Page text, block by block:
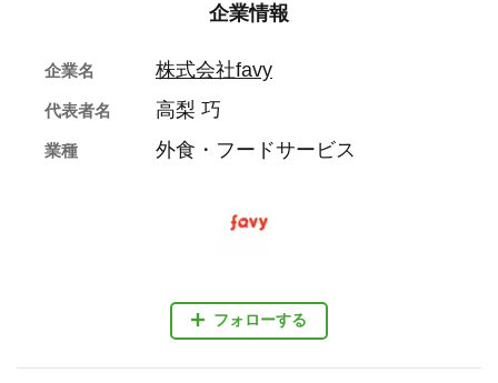
企業情報
フォローする
企業名 株式会社favy
代表者名 高梨 巧
業種 外食・フードサービス